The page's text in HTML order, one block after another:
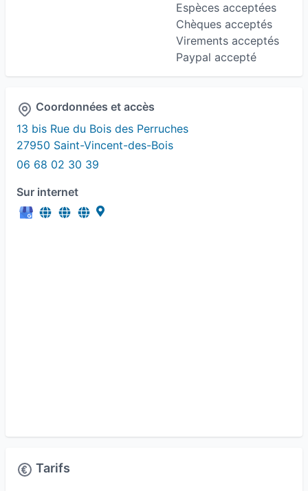
Espèces acceptées
Chèques acceptés
Virements acceptés
Paypal accepté
Coordonnées et accès
13 bis Rue du Bois des Perruches
27950 Saint-Vincent-des-Bois
06 68 02 30 39
Sur internet
Tarifs